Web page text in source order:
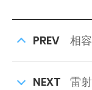
PREV 相
NEXT 雷